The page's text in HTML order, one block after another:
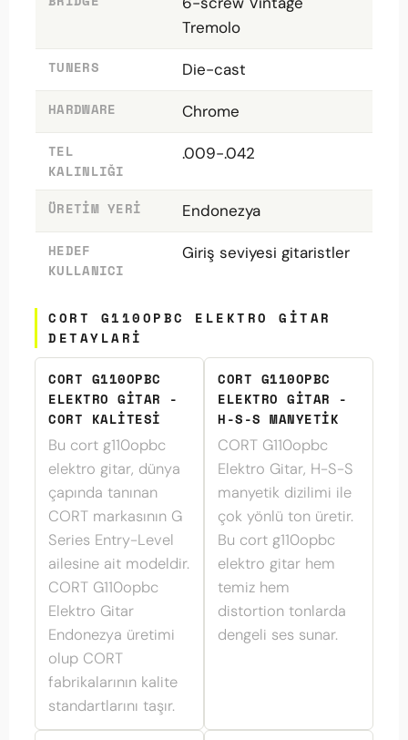
Tremolo
TUNERS Die-cast
HARDWARE Chrome
TEL
KALINLIĞI
.009-.042
ÜRETIM YERI Endonezya
HEDEF
KULLANICI
Giriş seviyesi gitaristler
CORT G110OPBC ELEKTRO GITAR
DETAYLARI
CORT G110OPBC
ELEKTRO GITAR -
CORT KALITESI
Bu cort g110opbc
elektro gitar, dünya
çapında tanınan
CORT markasının G
Series Entry-Level
ailesine ait modeldir.
CORT G110opbc
Elektro Gitar
Endonezya üretimi
olup CORT
fabrikalarının kalite
standartlarını taşır.
CORT G110OPBC
ELEKTRO GITAR -
H-S-S MANYETIK
CORT G110opbc
Elektro Gitar, H-S-S
manyetik dizilimi ile
çok yönlü ton üretir.
Bu cort g110opbc
elektro gitar hem
temiz hem
distortion tonlarda
dengeli ses sunar.